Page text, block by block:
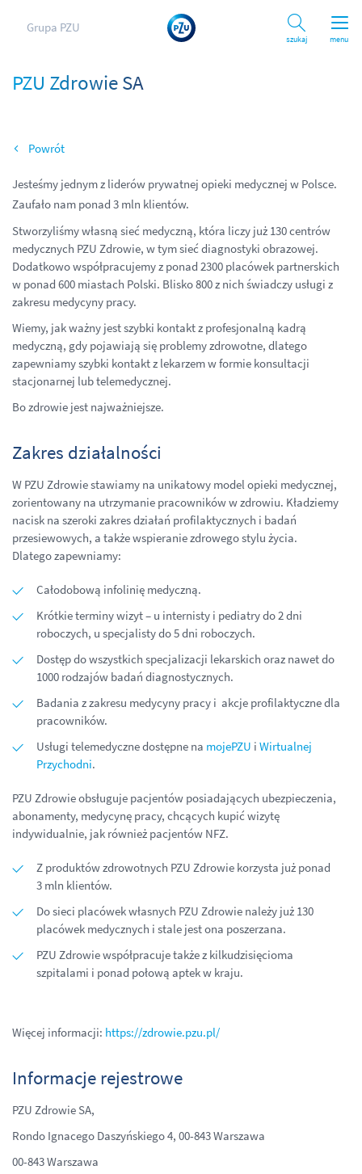
menu
Grupa PZU
Szukaj
PZU Zdrowie SA
Wróć
Jesteśmy jednym z liderów prywatnej opieki medycznej w Polsce.
Zaufało nam ponad 3 mln klientów.
Stworzyliśmy własną sieć medyczną, która liczy już 130 centrów
medycznych PZU Zdrowie, w tym sieć diagnostyki obrazowej.
Dodatkowo współpracujemy z ponad 2300 placówek partnerskich
w ponad 600 miastach Polski. Blisko 800 z nich świadczy usługi z
zakresu medycyny pracy.
Wiemy, jak ważny jest szybki kontakt z profesjonalną kadrą
medyczną, gdy pojawiają się problemy zdrowotne, dlatego
zapewniamy szybki kontakt z lekarzem w formie konsultacji
stacjonarnej lub telemedycznej.
Bo zdrowie jest najważniejsze.
Zakres działalności
W PZU Zdrowie stawiamy na unikatowy model opieki medycznej,
zorientowany na utrzymanie pracowników w zdrowiu. Kładziemy
nacisk na szeroki zakres działań profilaktycznych i badań
przesiewowych, a także wspieranie zdrowego stylu życia.
Dlatego zapewniamy:
Całodobową infolinię medyczną.
Krótkie terminy wizyt – u internisty i pediatry do 2 dni
roboczych, u specjalisty do 5 dni roboczych.
Dostęp do wszystkich specjalizacji lekarskich oraz nawet do
1000 rodzajów badań diagnostycznych.
Badania z zakresu medycyny pracy i akcje profilaktyczne dla
pracowników.
Usługi telemedyczne dostępne na mojePZU i Wirtualnej
Przychodni.
PZU Zdrowie obsługuje pacjentów posiadających ubezpieczenia,
abonamenty, medycynę pracy, chcących kupić wizytę
indywidualnie, jak również pacjentów NFZ.
Z produktów zdrowotnych PZU Zdrowie korzysta już ponad
3 mln klientów.
Do sieci placówek własnych PZU Zdrowie należy już 130
placówek medycznych i stale jest ona poszerzana.
PZU Zdrowie współpracuje także z kilkudzisięcioma
szpitalami i ponad połową aptek w kraju.
Więcej informacji: https://zdrowie.pzu.pl/
Informacje rejestrowe
PZU Zdrowie SA,
Rondo Ignacego Daszyńskiego 4, 00-843 Warszawa
00-843 Warszawa